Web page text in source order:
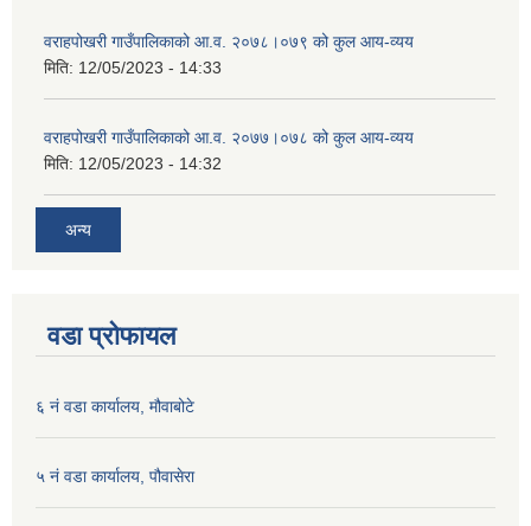
वराहपोखरी गाउँपालिकाको आ.व. २०७८।०७९ को कुल आय-व्यय
मिति: 12/05/2023 - 14:33
वराहपोखरी गाउँपालिकाको आ.व. २०७७।०७८ को कुल आय-व्यय
मिति: 12/05/2023 - 14:32
अन्य
वडा प्रोफायल
६ नं वडा कार्यालय, मौवाबोटे
५ नं वडा कार्यालय, पौवासेरा